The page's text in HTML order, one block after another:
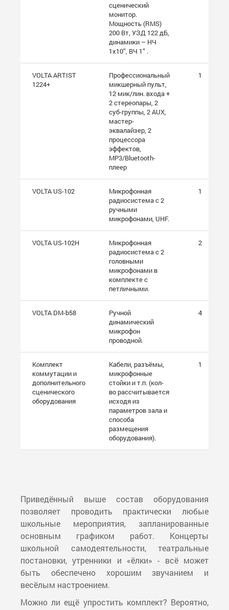
сценический
монитор.
Мощность (RMS)
200 Вт, УЗД 122 дБ,
динамики – НЧ
1х10”, ВЧ 1” .
VOLTA ARTIST
1224+
Профессиональный
микшерный пульт,
12 мик/лин. входа +
2 стереопары, 2
суб-группы, 2 AUX,
мастер-
эквалайзер, 2
процессора
эффектов,
MP3/Bluetooth-
плеер
1
VOLTA US-102
Микрофонная
радиосистема с 2
ручными
микрофонами, UHF.
1
VOLTA US-102H
Микрофонная
радиосистема с 2
головными
микрофонами в
комплекте с
петличными.
2
VOLTA DM-b58
Ручной
динамический
микрофон
проводной.
4
Комплект
коммутации и
дополнительного
сценического
оборудования
Кабели, разъёмы,
микрофонные
стойки и т.п. (кол-
во рассчитывается
исходя из
параметров зала и
способа
размещения
оборудования).
1
Приведённый выше состав оборудования
позволяет проводить практически любые
школьные мероприятия, запланированные
основным графиком работ. Концерты
школьной самодеятельности, театральные
постановки, утренники и «ёлки» - всё может
быть обеспечено хорошим звучанием и
весёлым настроением.
Можно ли ещё упростить комплект? Вероятно,